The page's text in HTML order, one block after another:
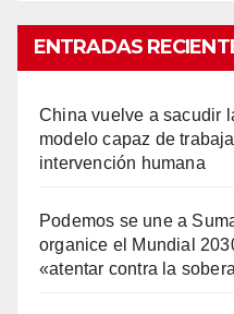
ENTRADAS
China vuelve a sacudir
modelo capaz de
intervención humana
Podemos se une a
organice el Mundial
«atentar contra la